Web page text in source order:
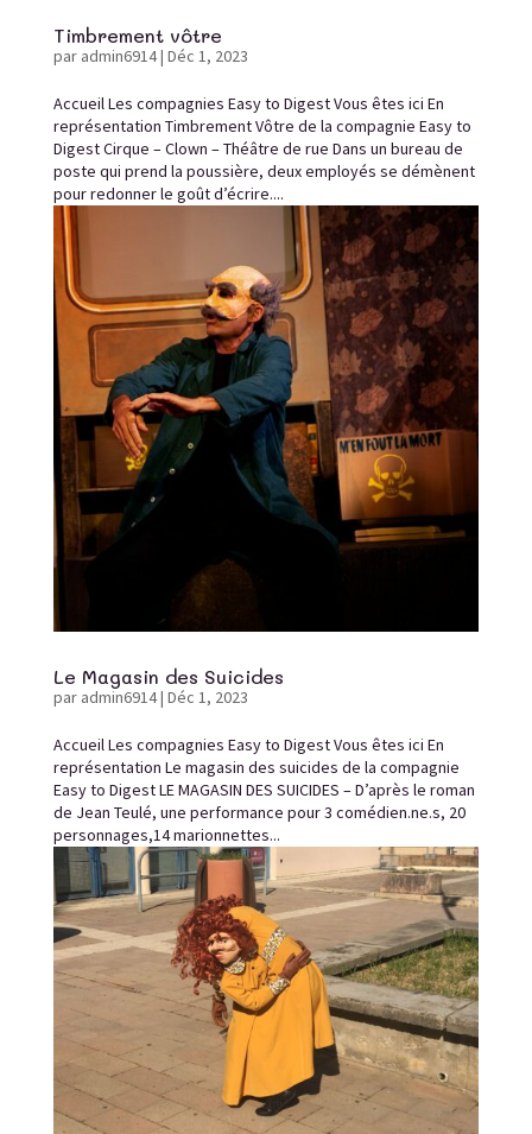
Timbrement vôtre
par admin6914| Déc 1, 2023
Accueil Les compagnies Easy to Digest Vous êtes ici En
représentation Timbrement Vôtre de la compagnie Easy to
Digest Cirque – Clown – Théâtre de rue Dans un bureau de
poste qui prend la poussière, deux employés se démènent
pour redonner le goût d’écrire....
Le Magasin des Suicides
par admin6914| Déc 1, 2023
Accueil Les compagnies Easy to Digest Vous êtes ici En
représentation Le magasin des suicides de la compagnie
Easy to Digest LE MAGASIN DES SUICIDES – D’après le roman
de Jean Teulé, une performance pour 3 comédien.ne.s, 20
personnages,14 marionnettes...